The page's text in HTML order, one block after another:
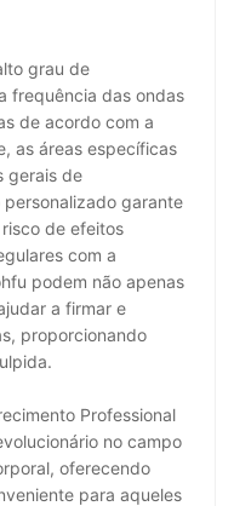
grau de
frequência das ondas
de acordo com a
as áreas específicas
gerais de
garante
de efeitos
com a
podem não apenas
a firmar e
proporcionando
Professional
no campo
oferecendo
para aqueles